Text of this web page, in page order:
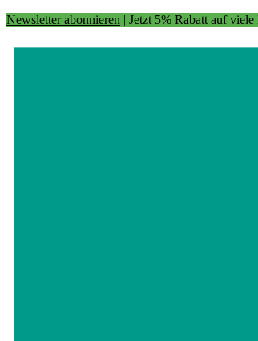
Newsletter abonnieren | Jetzt 5% Rabatt auf viele